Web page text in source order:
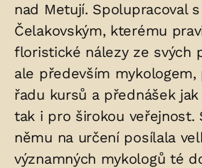
nad Metují. Spolupracoval
Čelakovským, kterému
floristické nálezy ze svých
ale především mykologem,
řadu kursů a přednášek
tak i pro širokou veřejnost.
němu na určení posílala
významných mykologů té